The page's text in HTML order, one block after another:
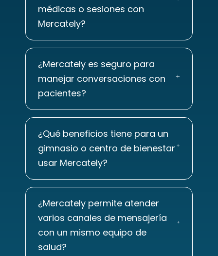
médicas o sesiones con
Mercately?
¿Mercately es seguro para
manejar conversaciones con
pacientes?
¿Qué beneficios tiene para un
gimnasio o centro de bienestar
usar Mercately?
¿Mercately permite atender
varios canales de mensajería
con un mismo equipo de
salud?